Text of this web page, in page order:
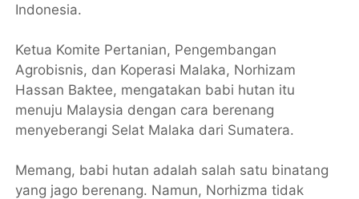
Indonesia.
Ketua Komite Pertanian, Pengembangan
Agrobisnis, dan Koperasi Malaka, Norhizam
Hassan Baktee, mengatakan babi hutan itu
menuju Malaysia dengan cara berenang
menyeberangi Selat Malaka dari Sumatera.
Memang, babi hutan adalah salah satu binatang
yang jago berenang. Namun, Norhizma tidak